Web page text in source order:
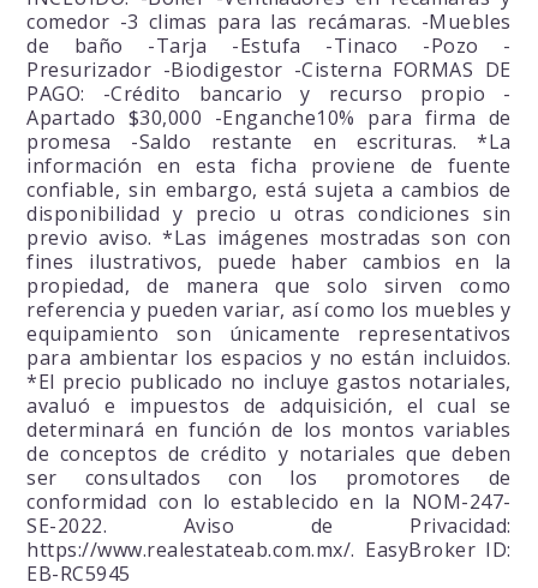
comedor -3 climas para las recámaras. -Muebles
de baño -Tarja -Estufa -Tinaco -Pozo -
Presurizador -Biodigestor -Cisterna FORMAS DE
PAGO: -Crédito bancario y recurso propio -
Apartado $30,000 -Enganche10% para firma de
promesa -Saldo restante en escrituras. *La
información en esta ficha proviene de fuente
confiable, sin embargo, está sujeta a cambios de
disponibilidad y precio u otras condiciones sin
previo aviso. *Las imágenes mostradas son con
fines ilustrativos, puede haber cambios en la
propiedad, de manera que solo sirven como
referencia y pueden variar, así como los muebles y
equipamiento son únicamente representativos
para ambientar los espacios y no están incluidos.
*El precio publicado no incluye gastos notariales,
avaluó e impuestos de adquisición, el cual se
determinará en función de los montos variables
de conceptos de crédito y notariales que deben
ser consultados con los promotores de
conformidad con lo establecido en la NOM-247-
SE-2022. Aviso de Privacidad:
https://www.realestateab.com.mx/. EasyBroker ID:
EB-RC5945